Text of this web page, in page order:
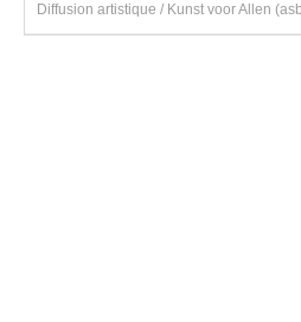
Diffusion artistique / Kunst voor Allen